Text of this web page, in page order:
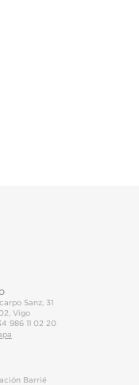
Sanz, 31
Vigo
986 11 02 20
Barrié